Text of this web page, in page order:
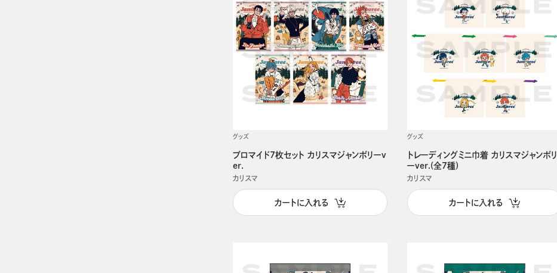
グッズ
ブロマイド7枚セット カリスマジャンボリーv
er.
カリスマ
カートに入れる
グッズ
トレーディングミニ巾着 カリスマジャンボリ
ーver.(全7種)
カリスマ
カートに入れる